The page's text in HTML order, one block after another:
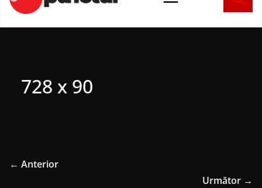
conținut
728 x 90
← Anterior
Următor →